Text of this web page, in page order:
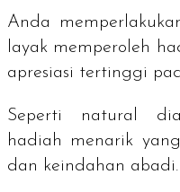
Anda
layak memperoleh
apresiasi tertinggi
Seperti natural
hadiah menarik
dan keindahan abadi.